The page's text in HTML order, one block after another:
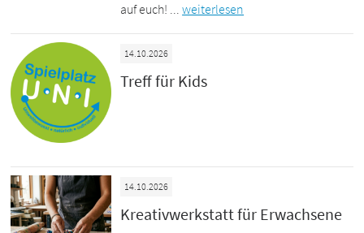
auf euch! ...weiterlesen
14.10.2026
Treff für Kids
14.10.2026
Kreativwerkstatt für Erwachsene